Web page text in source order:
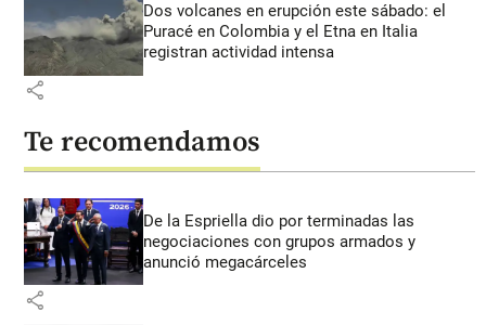
Dos volcanes en erupción este sábado: el
Puracé en Colombia y el Etna en Italia
registran actividad intensa
share
Te recomendamos
De la Espriella dio por terminadas las
negociaciones con grupos armados y
anunció megacárceles
share